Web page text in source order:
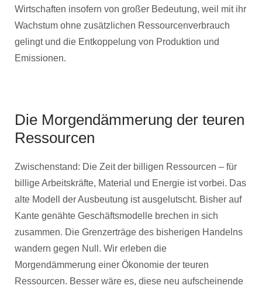
Wirtschaften insofern von großer Bedeutung, weil mit ihr
Wachstum ohne zusätzlichen Ressourcenverbrauch
gelingt und die Entkoppelung von Produktion und
Emissionen.
Die Morgendämmerung der teuren
Ressourcen
Zwischenstand: Die Zeit der billigen Ressourcen – für
billige Arbeitskräfte, Material und Energie ist vorbei. Das
alte Modell der Ausbeutung ist ausgelutscht. Bisher auf
Kante genähte Geschäftsmodelle brechen in sich
zusammen. Die Grenzerträge des bisherigen Handelns
wandern gegen Null. Wir erleben die
Morgendämmerung einer Ökonomie der teuren
Ressourcen. Besser wäre es, diese neu aufscheinende